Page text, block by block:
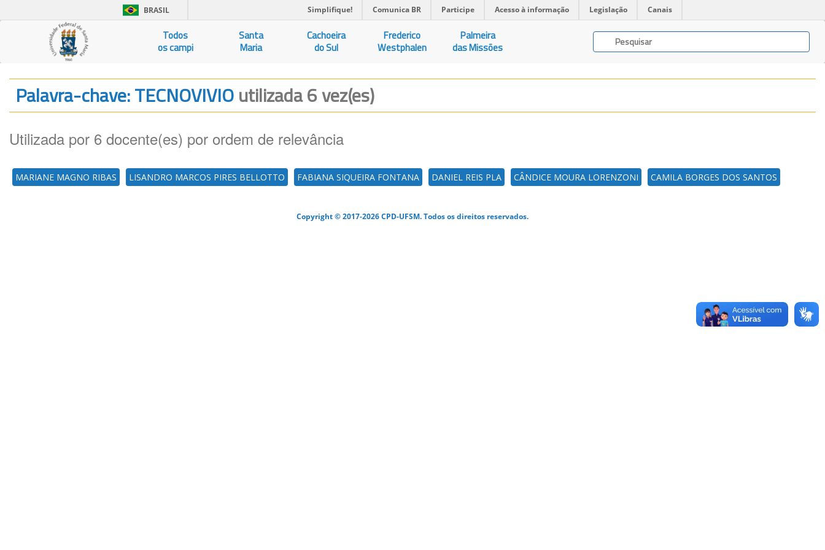
BRASIL Simplifique! Comunica BR Participe Acesso à informação Legislação Canais
Todos
os campi
Santa
Maria
Cachoeira
do Sul
Frederico
Westphalen
Palmeira
das Missões
Palavra-chave: TECNOVIVIOutilizada 6 vez(es)
Utilizada por 6 docente(es) por ordem de relevância
MARIANE MAGNO RIBAS LISANDRO MARCOS PIRES BELLOTTO FABIANA SIQUEIRA FONTANA DANIEL REIS PLA CÂNDICE MOURA LORENZONI CAMILA BORGES DOS SANTOS
Copyright © 2017-2026 CPD-UFSM. Todos os direitos reservados.